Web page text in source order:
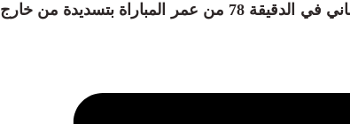
وسجل للمنتخب السنغالي المخضرم ساديو ماني في الدقيقة 78 من عمر المباراة بتسديدة من خارج